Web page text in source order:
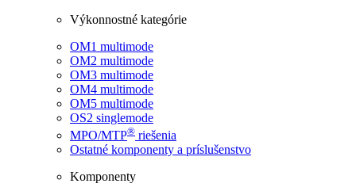
Výkonnostné kategórie
OM1 multimode
OM2 multimode
OM3 multimode
OM4 multimode
OM5 multimode
OS2 singlemode
MPO/MTP® ​ riešenia
Ostatné komponenty a príslušenstvo
Komponenty